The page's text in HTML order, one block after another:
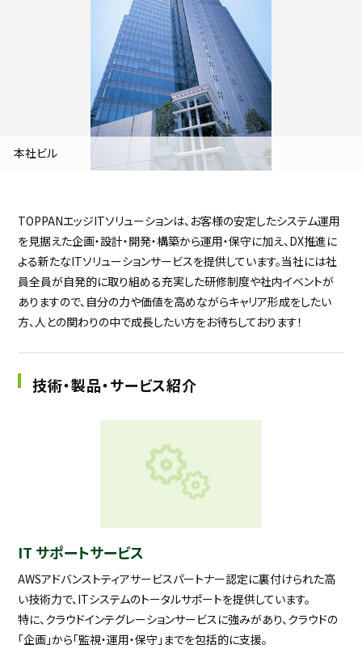
本科5年生・専攻科2年生向け 採用継続中の企業特集
本社ビル
TOPPANエッジITソリューションは、お客様の安定したシステム運用
を見据えた企画・設計・開発・構築から運用・保守に加え、DX推進に
よる新たなITソリューションサービスを提供しています。当社には社
員全員が自発的に取り組める充実した研修制度や社内イベントが
ありますので、自分の力や価値を高めながらキャリア形成をしたい
方、人との関わりの中で成長したい方をお待ちしております！
技術・製品・サービス紹介
IT サポートサービス
AWSアドバンストティアサービスパートナー認定に裏付けられた高
い技術力で、ITシステムのトータルサポートを提供しています。
特に、クラウドインテグレーションサービスに強みがあり、クラウドの
「企画」から「監視・運用・保守」までを包括的に支援。